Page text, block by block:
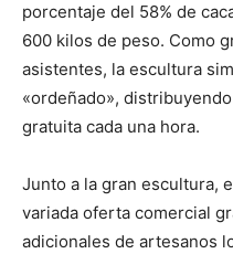
porcentaje del 58% de
600 kilos de peso. Como
asistentes, la escultura
«ordeñado»,
gratuita cada una hora.
Junto a la gran escultura,
variada oferta comercial
adicionales de artesanos